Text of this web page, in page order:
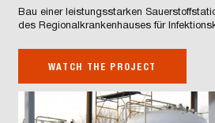
Bau einer leistungsstarken
des Regionalkrankenhauses für
WATCH THE PROJECT